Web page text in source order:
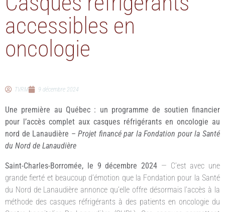
accessibles en
oncologie
TVRM 9 décembre 2024
Une première au Québec : un programme de soutien financier
pour l’accès complet aux casques réfrigérants en oncologie au
nord de Lanaudière –Projet financé par la Fondation pour la Santé
du Nord de Lanaudière
Saint-Charles-Borromée, le 9 décembre 2024 — C’est avec une
grande fierté et beaucoup d’émotion que la Fondation pour la Santé
du Nord de Lanaudière annonce qu’elle offre désormais l’accès à la
méthode des casques réfrigérants à des patients en oncologie du